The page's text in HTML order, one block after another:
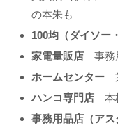
の本朱も
100均（ダイソー
家電量販店 事務
ホームセンター
ハンコ専門店 本
事務用品店（アス